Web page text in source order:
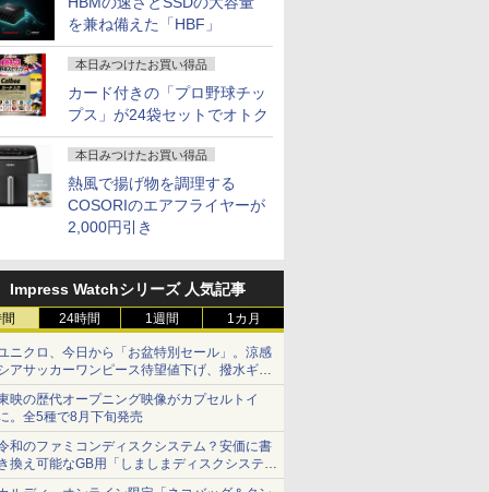
を兼ね備えた「HBF」
本日みつけたお買い得品
カード付きの「プロ野球チッ
プス」が24袋セットでオトク
本日みつけたお買い得品
熱風で揚げ物を調理する
COSORIのエアフライヤーが
2,000円引き
Impress Watchシリーズ 人気記事
24時間 1週間 1カ月
ニクロ、今日から「お盆特別セール」。涼感
アサッカーワンピース待望値下げ、撥水ギア
ョーツは1990円に
映の歴代オープニング映像がカプセルトイ
。全5種で8月下旬発売
和のファミコンディスクシステム？安価に書
換え可能なGB用「しましまディスクシステ
」